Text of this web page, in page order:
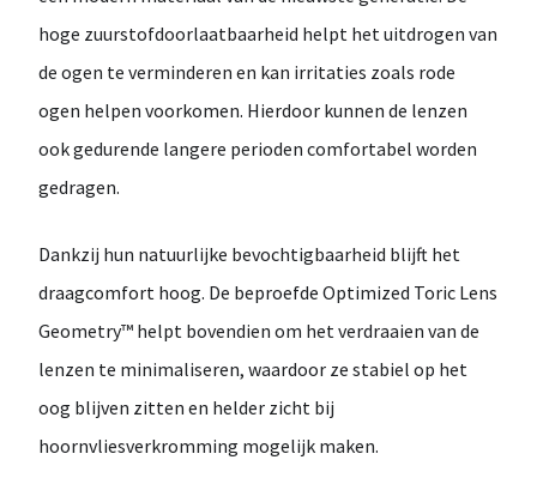
hoge zuurstofdoorlaatbaarheid helpt hetuitdrogen van
de ogen te verminderen en kan irritaties zoals rode
ogen helpen voorkomen. Hierdoor kunnen de lenzen
ookgedurende langere perioden comfortabel worden
gedragen.
Dankzij hun natuurlijke bevochtigbaarheid blijft het
draagcomfort hoog. De beproefde Optimized Toric Lens
Geometry™ helpt bovendien om hetverdraaien van de
lenzen te minimaliseren, waardoor ze stabiel op het
oog blijven zitten en helder zicht bij
hoornvliesverkromming mogelijk maken.